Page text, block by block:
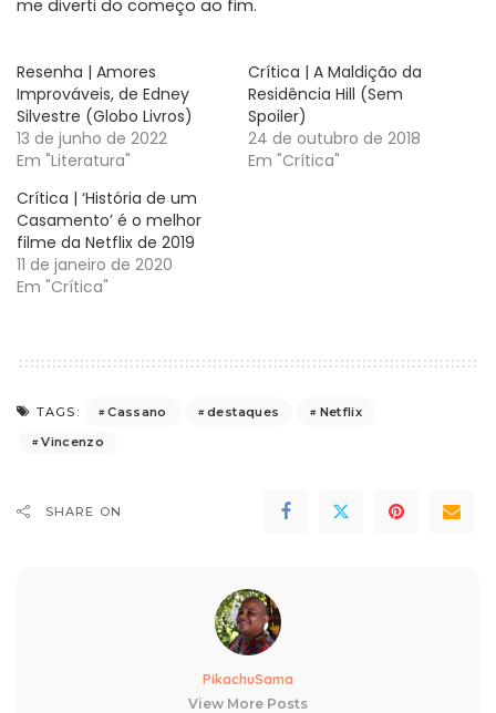
me diverti do começo ao fim.
Resenha | Amores
Improváveis, de Edney
Silvestre (Globo Livros)
13 de junho de 2022
Em "Literatura"
Crítica | A Maldição da
Residência Hill (Sem
Spoiler)
24 de outubro de 2018
Em "Crítica"
Crítica | ‘História de um
Casamento’ é o melhor
filme da Netflix de 2019
11 de janeiro de 2020
Em "Crítica"
TAGS: Cassano destaques
Netflix
Vincenzo
SHARE ON
PikachuSama
View More Posts